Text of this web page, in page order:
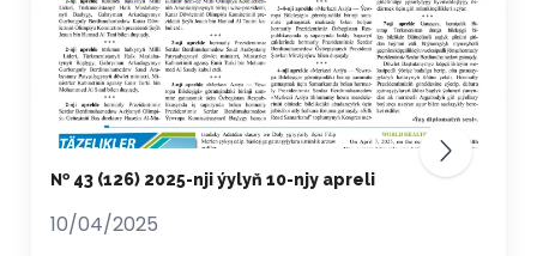
№ 43 (126) 2025-nji ýylyň 10-njy apreli
10/04/2025